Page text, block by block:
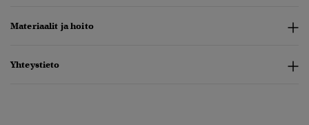
Materiaalit ja hoito
Yhteystieto